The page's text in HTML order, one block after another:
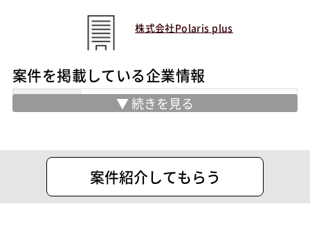
株式会社Polaris plus
案件を掲載している企業情報
東京都千代田区外神田5丁目1-10 千住ビ
設立 2021年3月22日
福田 健斗
案件紹介してもらう